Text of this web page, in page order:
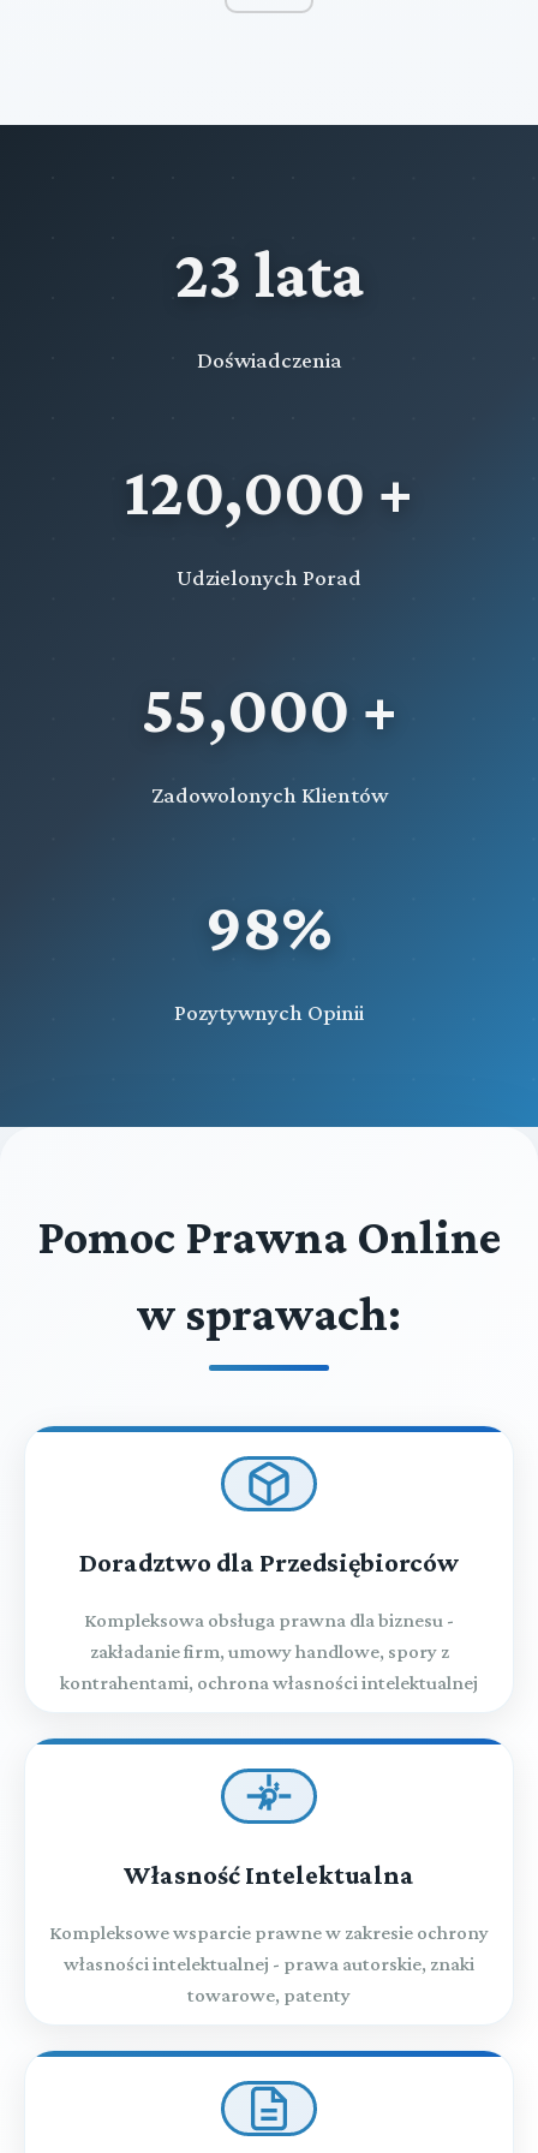
23 lata
Doświadczenia
120,000 +
Udzielonych Porad
55,000 +
Zadowolonych Klientów
98%
Pozytywnych Opinii
Pomoc Prawna Online
w sprawach:
Doradztwo dla Przedsiębiorców
Kompleksowa obsługa prawna dla biznesu -
zakładanie firm, umowy handlowe, spory z
kontrahentami, ochrona własności intelektualnej
Własność Intelektualna
Kompleksowe wsparcie prawne w zakresie ochrony
własności intelektualnej - prawa autorskie, znaki
towarowe, patenty